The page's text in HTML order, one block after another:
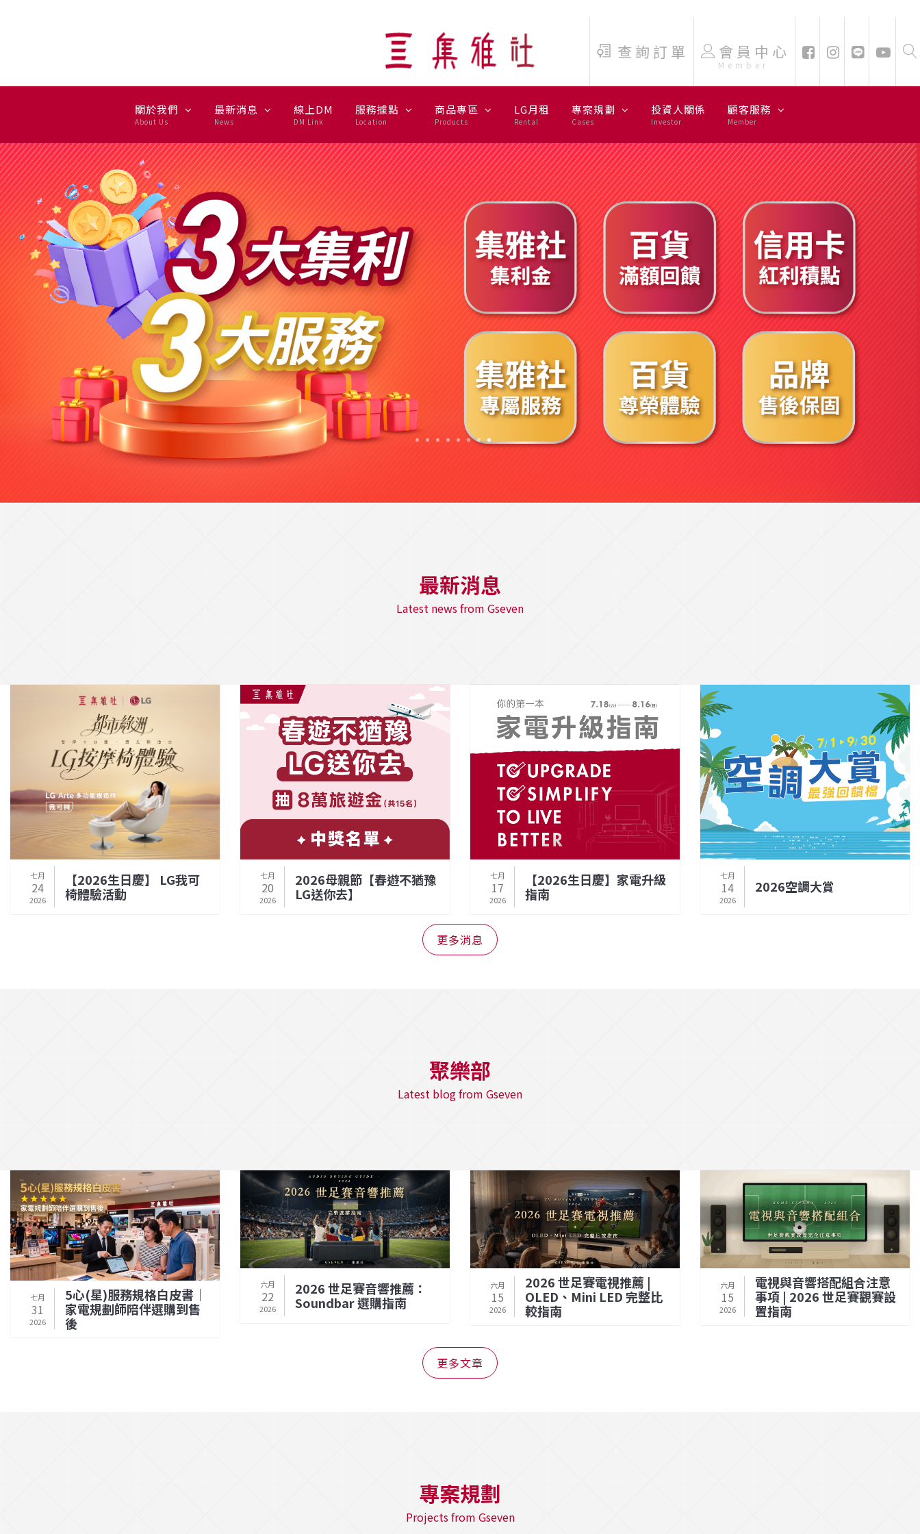
集雅社 GSEVEN — 百貨影音家電銷售領導品牌
查詢訂單 會員中心
Member
關於我們
About Us
最新消息
News
線上DM
DM Link
服務據點
Location
商品專區
Products
LG月租
Rental
專案規劃
Cases
投資人關係
Investor
顧客服務
Member
最新消息
Latest news from Gseven
七月
24
2026
【2026生日慶】 LG我可
椅體驗活動
七月
20
2026
2026母親節【春遊不猶豫
LG送你去】
七月
17
2026
【2026生日慶】家電升級
指南
七月
14
2026
2026空調大賞
更多消息
聚樂部
Latest blog from Gseven
七月
31
2026
5心(星)服務規格白皮書｜
家電規劃師陪伴選購到售
後
六月
22
2026
2026 世足賽音響推薦：
Soundbar 選購指南
六月
15
2026
2026 世足賽電視推薦 |
OLED、Mini LED 完整比
較指南
六月
15
2026
電視與音響搭配組合注意
事項 | 2026 世足賽觀賽設
置指南
更多文章
專案規劃
Projects from Gseven